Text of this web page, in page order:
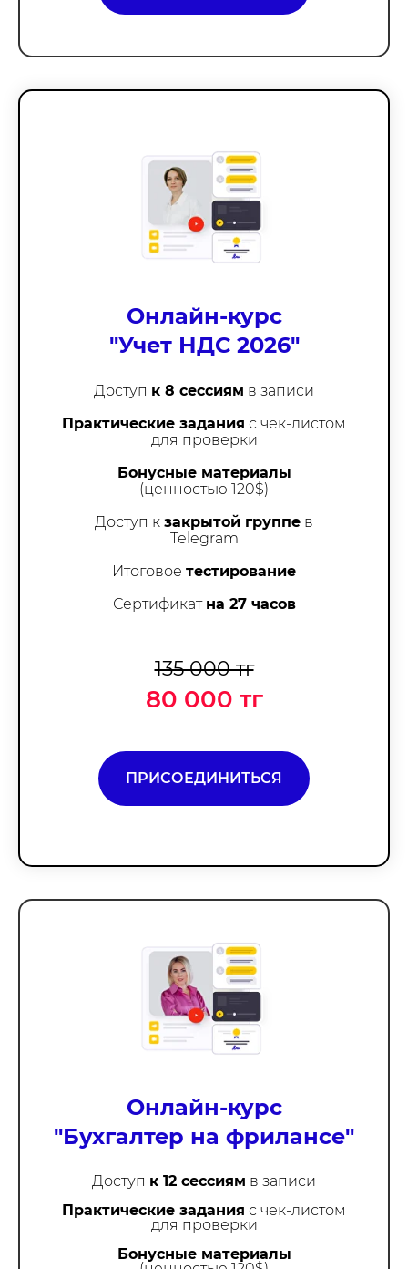
Онлайн-курс
"Учет НДС 2026"
Доступ к 8 сессиям в записи
Практические задания с чек-листом
для проверки
Бонусные материалы
(ценностью 120$)
Доступ к закрытой группе в
Telegram
Итоговое тестирование
Сертификат на 27 часов
135 000 тг
80 000 тг
ПРИСОЕДИНИТЬСЯ
Онлайн-курс
"Бухгалтер на фрилансе"
Доступ к 12 сессиям в записи
Практические задания с чек-листом
для проверки
Бонусные материалы